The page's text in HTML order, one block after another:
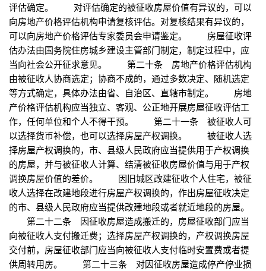
评估确定。 对评估确定的被征收房屋价值有异议的，可以
向房地产价格评估机构申请复核评估。对复核结果有异议的，
可以向房地产价格评估专家委员会申请鉴定。 房屋征收评
估办法由国务院住房城乡建设主管部门制定，制定过程中，应
当向社会公开征求意见。 第二十条 房地产价格评估机构
由被征收人协商选定；协商不成的，通过多数决定、随机选定
等方式确定，具体办法由省、自治区、直辖市制定。 房地
产价格评估机构应当独立、客观、公正地开展房屋征收评估工
作，任何单位和个人不得干预。 第二十一条 被征收人可
以选择货币补偿，也可以选择房屋产权调换。 被征收人选
择房屋产权调换的，市、县级人民政府应当提供用于产权调换
的房屋，并与被征收人计算、结清被征收房屋价值与用于产权
调换房屋价值的差价。 因旧城区改建征收个人住宅，被征
收人选择在改建地段进行房屋产权调换的，作出房屋征收决定
的市、县级人民政府应当提供改建地段或者就近地段的房屋。
第二十二条 因征收房屋造成搬迁的，房屋征收部门应当
向被征收人支付搬迁费；选择房屋产权调换的，产权调换房屋
交付前，房屋征收部门应当向被征收人支付临时安置费或者提
供周转用房。 第二十三条 对因征收房屋造成停产停业损